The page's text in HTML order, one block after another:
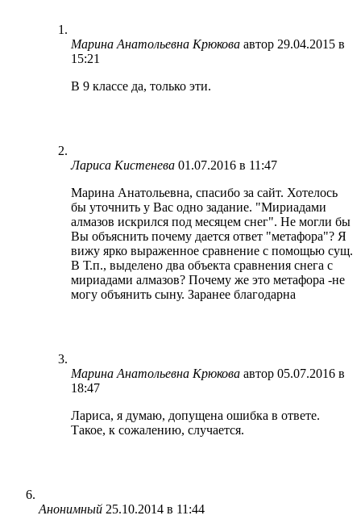
Марина Анатольевна Крюкова автор 29.04.2015 в
15:21
В 9 классе да, только эти.
Лариса Кистенева 01.07.2016 в 11:47
Марина Анатольевна, спасибо за сайт. Хотелось
бы уточнить у Вас одно задание. "Мириадами
алмазов искрился под месяцем снег". Не могли бы
Вы объяснить почему дается ответ "метафора"? Я
вижу ярко выраженное сравнение с помощью сущ.
В Т.п., выделено два объекта сравнения снега с
мириадами алмазов? Почему же это метафора -не
могу объянить сыну. Заранее благодарна
Марина Анатольевна Крюкова автор 05.07.2016 в
18:47
Лариса, я думаю, допущена ошибка в ответе.
Такое, к сожалению, случается.
Анонимный 25.10.2014 в 11:44